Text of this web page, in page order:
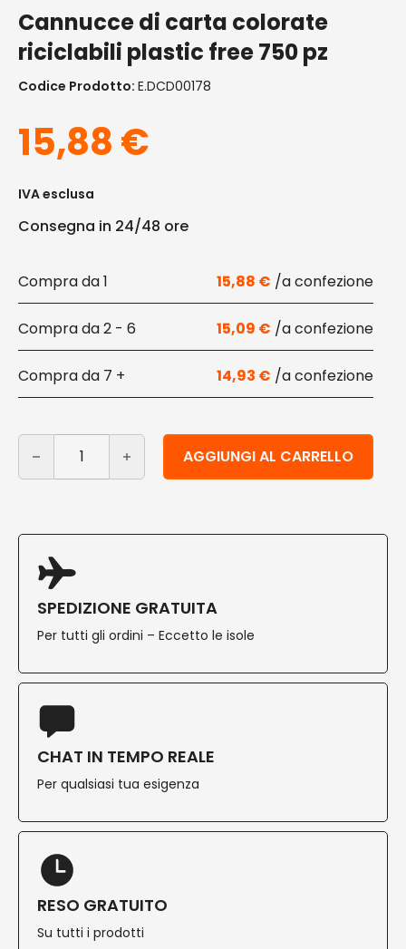
Cannucce di carta colorate
riciclabili plastic free 750 pz
Codice Prodotto: E.DCD00178
15,88€
IVA esclusa
Consegna in 24/48 ore
1 15,88 €
2 - 6 15,09 €
7 + 14,93 €
Cannucce di carta colorate riciclabili plastic free 750
AGGIUNGI AL CARRELLO
Alternative:
SPEDIZIONE GRATUITA
Per tutti gli ordini – Eccetto le isole
CHAT IN TEMPO REALE
Per qualsiasi tua esigenza
RESO GRATUITO
Su tutti i prodotti